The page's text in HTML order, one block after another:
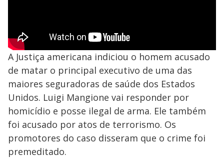
A Justiça americana indiciou o homem acusado
de matar o principal executivo de uma das
maiores seguradoras de saúde dos Estados
Unidos. Luigi Mangione vai responder por
homicídio e posse ilegal de arma. Ele também
foi acusado por atos de terrorismo. Os
promotores do caso disseram que o crime foi
premeditado.